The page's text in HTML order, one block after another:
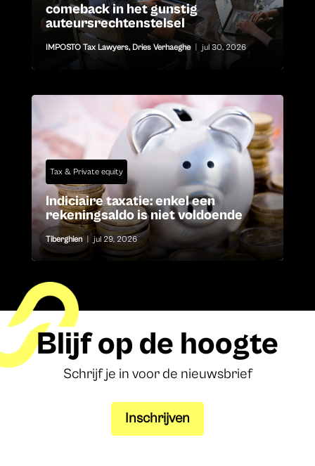
comeback in het gunstig
auteursrechtenstelsel
IMPOSTO Tax Lawyers, Dries Verhaeghe jul 30, 2026
Tax & Private equity
Indiciaire taxatie: enkel een
rekeningsaldo is niet voldoende
Tiberghien jul 29, 2026
Blijf op de hoogte
Schrijf je in voor de nieuwsbrief
Inschrijven